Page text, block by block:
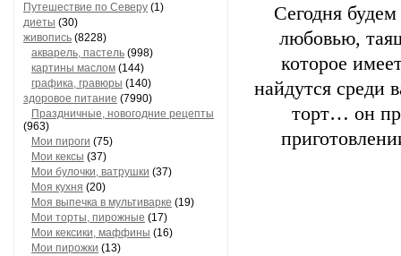
Путешествие по Северу (1)
диеты (30)
живопись (8228)
акварель, пастель (998)
картины маслом (144)
графика, гравюры (140)
здоровое питание (7990)
Праздничные, новогодние рецепты
(963)
Мои пироги (75)
Мои кексы (37)
Мои булочки, ватрушки (37)
Моя кухня (20)
Моя выпечка в мультиварке (19)
Мои торты, пирожные (17)
Мои кексики, маффины (16)
Мои пирожки (13)
Сегодня
любовью,
которое
найдутся среди
торт… он